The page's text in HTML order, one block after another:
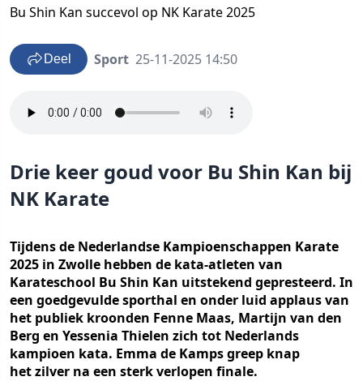
Bu Shin Kan succevol op NK Karate 2025
Deel Sport 25-11-2025 14:50
Drie keer goud voor Bu Shin Kan bij
NK Karate
Tijdens de Nederlandse Kampioenschappen Karate
2025 in Zwolle hebben de kata-atleten van
Karateschool Bu Shin Kan uitstekend gepresteerd. In
een goedgevulde sporthal en onder luid applaus van
het publiek kroonden Fenne Maas, Martijn van den
Berg en Yessenia Thielen zich tot Nederlands
kampioen kata. Emma de Kamps greep knap
het zilver na een sterk verlopen finale.